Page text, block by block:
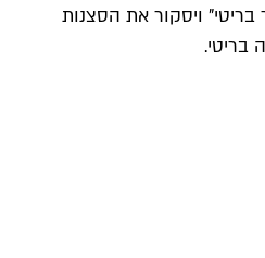
ויסקור את הסצנות
בריטי.